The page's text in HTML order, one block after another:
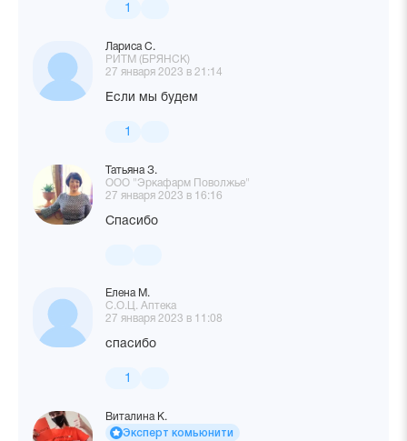
1
Лариса С.
РИТМ (БРЯНСК)
27 января 2023 в 21:14
Если мы будем
1
Татьяна З.
ООО "Эркафарм Поволжье"
27 января 2023 в 16:16
Спасибо
Елена М.
С.О.Ц. Аптека
27 января 2023 в 11:08
спасибо
1
Виталина К.
Эксперт комьюнити